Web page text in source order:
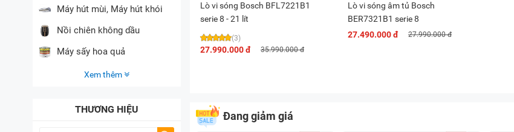
Máy hút mùi, Máy hút khói
Nồi chiên không dầu
Máy sấy hoa quả
Xem thêm
THƯƠNG HIỆU
Lò vi sóng Bosch BFL7221B1
serie 8 - 21 lít
(3)
27.990.000 đ 35.990.000 đ
Lò vi sóng âm tủ Bosch
BER7321B1 serie 8
27.490.000 đ
27.990.000 đ
Đang giảm giá